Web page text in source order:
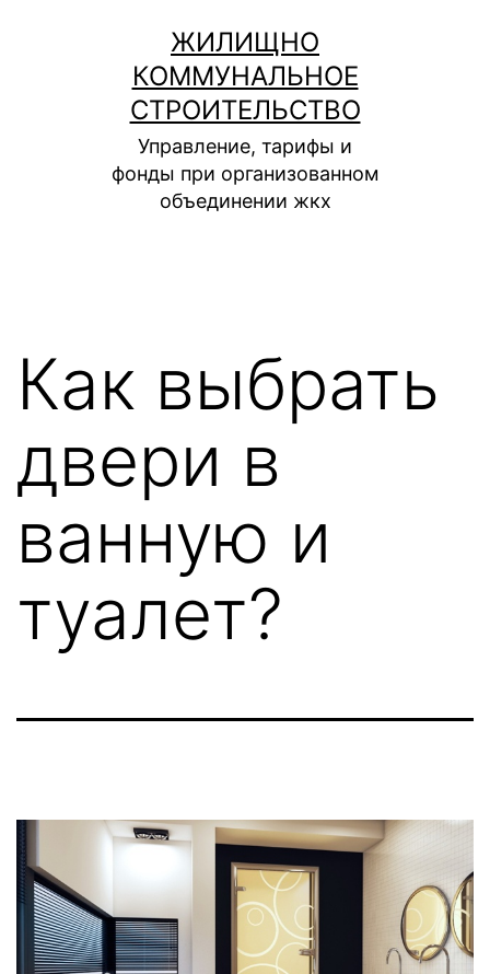
содержимому
ЖИЛИЩНО
КОММУНАЛЬНОЕ
СТРОИТЕЛЬСТВО
Управление, тарифы и
фонды при организованном
объединении жкх
Как выбрать
двери в
ванную и
туалет?